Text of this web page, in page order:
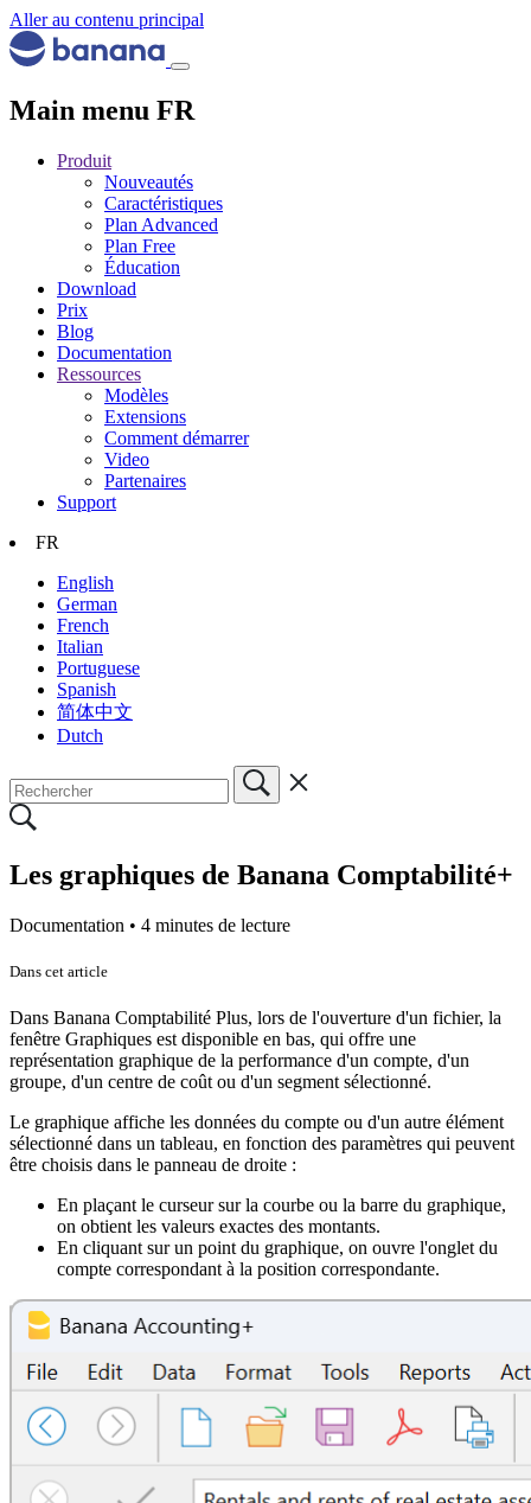
Aller au contenu principal
Main menu FR
Produit
Nouveautés
Caractéristiques
Plan Advanced
Plan Free
Éducation
Download
Prix
Blog
Documentation
Ressources
Modèles
Extensions
Comment démarrer
Video
Partenaires
Support
FR
English
German
French
Italian
Portuguese
Spanish
简体中文
Dutch
Les graphiques de Banana Comptabilité+
Documentation • 4 minutes de lecture
Dans cet article
Dans Banana Comptabilité Plus, lors de l'ouverture d'un fichier, la
fenêtre Graphiques est disponible en bas, qui offre une
représentation graphique de la performance d'un compte, d'un
groupe, d'un centre de coût ou d'un segment sélectionné.
Le graphique affiche les données du compte ou d'un autre élément
sélectionné dans un tableau, en fonction des paramètres qui peuvent
être choisis dans le panneau de droite :
En plaçant le curseur sur la courbe ou la barre du graphique,
on obtient les valeurs exactes des montants.
En cliquant sur un point du graphique, on ouvre l'onglet du
compte correspondant à la position correspondante.